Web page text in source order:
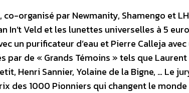
co-organisé par Newmanity, Shamengo et
In’t Veld et les lunettes universelles à 5
un purificateur d’eau et Pierre Calleja
par de « Grands Témoins » tels que
Henri Sannier, Yolaine de la Bigne, … Le
des 1000 Pionniers qui changent le monde